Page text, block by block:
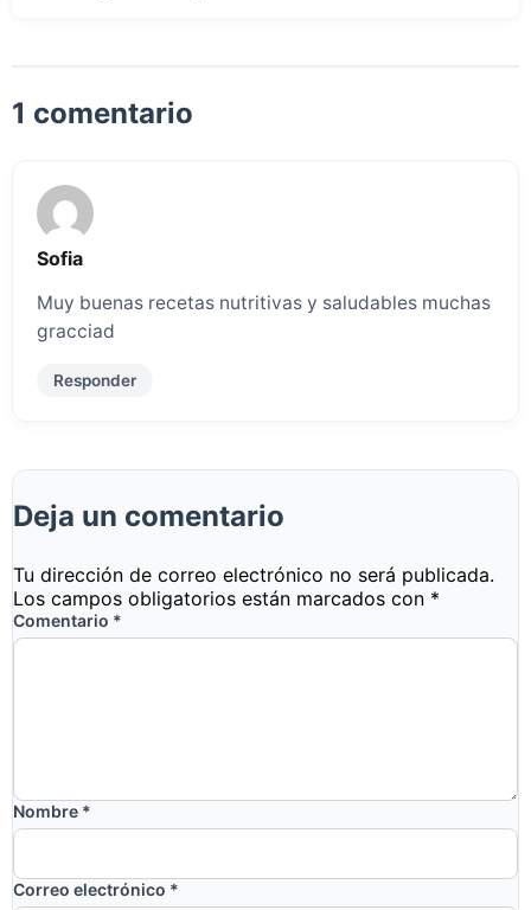
1 comentario
Sofia
Muy buenas recetas nutritivas y saludables muchas
gracciad
Responder
Deja un comentario
Tu dirección de correo electrónico no será publicada.
Los campos obligatorios están marcados con *
Comentario *
Nombre *
Correo electrónico *